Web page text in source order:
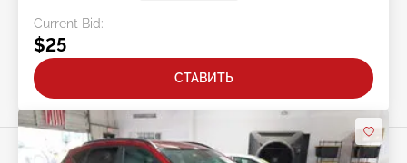
Current Bid:
$25
СТАВИТЬ